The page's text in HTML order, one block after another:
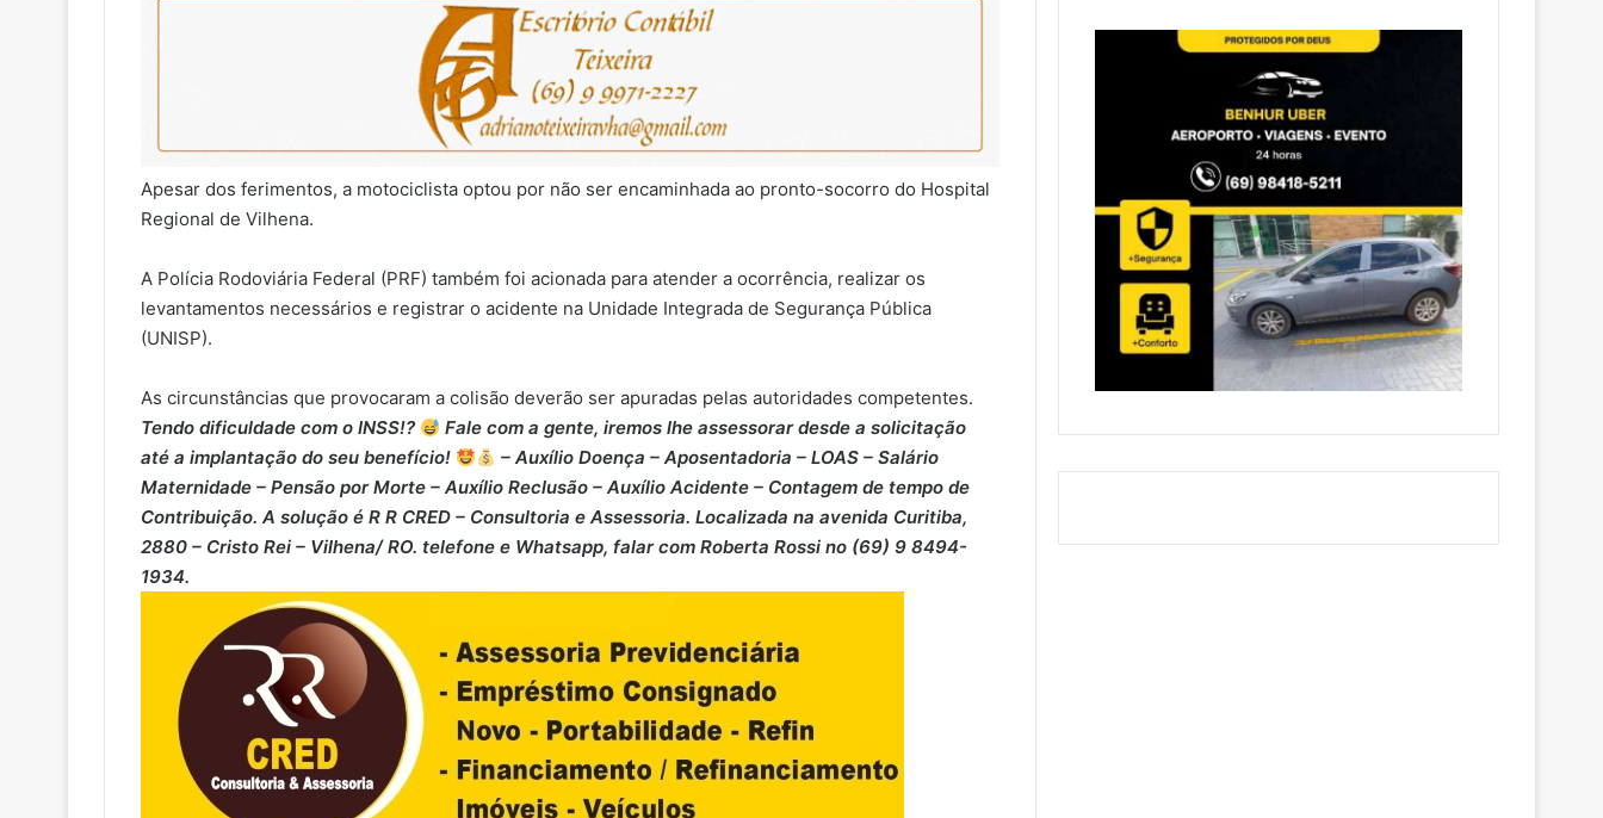
Apesar dos ferimentos, a motociclista optou por não ser encaminhada ao pronto-socorro do Hospital
Regional de Vilhena.
A Polícia Rodoviária Federal (PRF) também foi acionada para atender a ocorrência, realizar os
levantamentos necessários e registrar o acidente na Unidade Integrada de Segurança Pública
(UNISP).
As circunstâncias que provocaram a colisão deverão ser apuradas pelas autoridades competentes.
Tendo dificuldade com o INSS!?
Fale com a gente, iremos lhe assessorar desde a solicitação
até a implantação do seu benefício!
– Auxílio Doença – ⁠Aposentadoria – ⁠LOAS – ⁠Salário
Maternidade – ⁠Pensão por Morte – ⁠Auxílio Reclusão – ⁠Auxílio Acidente – ⁠Contagem de tempo de
Contribuição. A solução é R R CRED – Consultoria e Assessoria. Localizada na avenida Curitiba,
2880 – Cristo Rei – Vilhena/ RO. telefone e Whatsapp, falar com Roberta Rossi no (69) 9 8494-
1934.